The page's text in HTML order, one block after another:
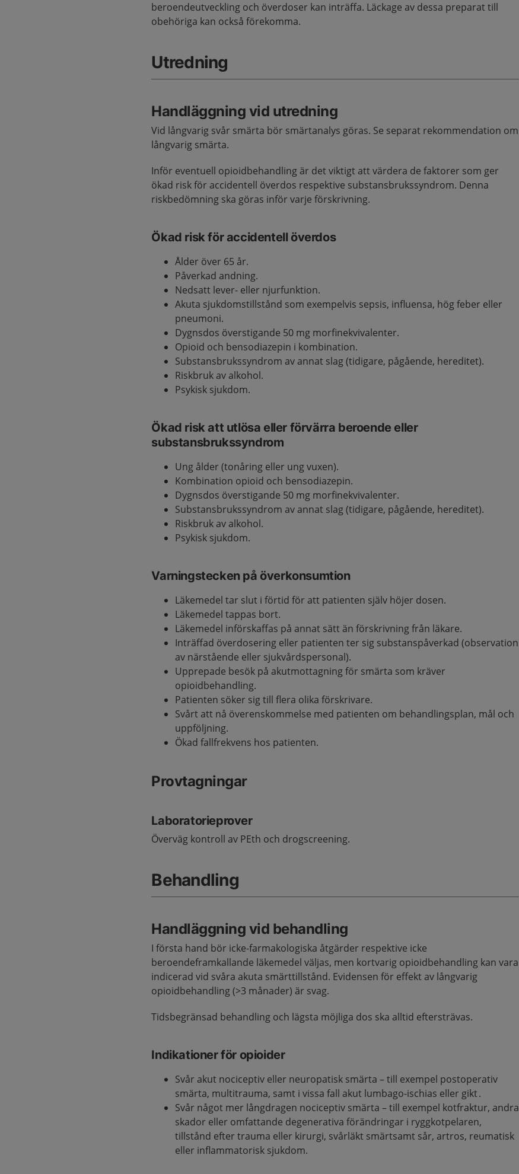
beroendeutveckling och överdoser kan inträffa. Läckage av dessa preparat till
obehöriga kan också förekomma.
Utredning
Handläggning vid utredning
Vid långvarig svår smärta bör smärtanalys göras. Se separat rekommendation om
långvarig smärta.
Inför eventuell opioidbehandling är det viktigt att värdera de faktorer som ger
ökad risk för accidentell överdos respektive substansbrukssyndrom. Denna
riskbedömning ska göras inför varje förskrivning.
Ökad risk för accidentell överdos
Ålder över 65 år.
Påverkad andning.
Nedsatt lever- eller njurfunktion.
Akuta sjukdomstillstånd som exempelvis sepsis, influensa, hög feber eller
pneumoni.
Dygnsdos överstigande 50 mg morfinekvivalenter.
Opioid och bensodiazepin i kombination.
Substansbrukssyndrom av annat slag (tidigare, pågående, hereditet).
Riskbruk av alkohol.
Psykisk sjukdom.
Ökad risk att utlösa eller förvärra beroende eller
substansbrukssyndrom
Ung ålder (tonåring eller ung vuxen).
Kombination opioid och bensodiazepin.
Dygnsdos överstigande 50 mg morfinekvivalenter.
Substansbrukssyndrom av annat slag (tidigare, pågående, hereditet).
Riskbruk av alkohol.
Psykisk sjukdom.
Varningstecken på överkonsumtion
Läkemedel tar slut i förtid för att patienten själv höjer dosen.
Läkemedel tappas bort.
Läkemedel införskaffas på annat sätt än förskrivning från läkare.
Inträffad överdosering eller patienten ter sig substanspåverkad (observation
av närstående eller sjukvårdspersonal).
Upprepade besök på akutmottagning för smärta som kräver
opioidbehandling.
Patienten söker sig till flera olika förskrivare.
Svårt att nå överenskommelse med patienten om behandlingsplan, mål och
uppföljning.
Ökad fallfrekvens hos patienten.
Provtagningar
Laboratorieprover
Överväg kontroll av PEth och drogscreening.
Behandling
Handläggning vid behandling
I första hand bör icke-farmakologiska åtgärder respektive icke
beroendeframkallande läkemedel väljas, men kortvarig opioidbehandling kan vara
indicerad vid svåra akuta smärttillstånd. Evidensen för effekt av långvarig
opioidbehandling (>3 månader) är svag.
Tidsbegränsad behandling och lägsta möjliga dos ska alltid eftersträvas.
Indikationer för opioider
Svår akut nociceptiv eller neuropatisk smärta – till exempel postoperativ
smärta, multitrauma, samt i vissa fall akut lumbago-ischias eller gikt .
Svår något mer långdragen nociceptiv smärta – till exempel kotfraktur, andra
skador eller omfattande degenerativa förändringar i ryggkotpelaren,
tillstånd efter trauma eller kirurgi, svårläkt smärtsamt sår, artros, reumatisk
eller inflammatorisk sjukdom.